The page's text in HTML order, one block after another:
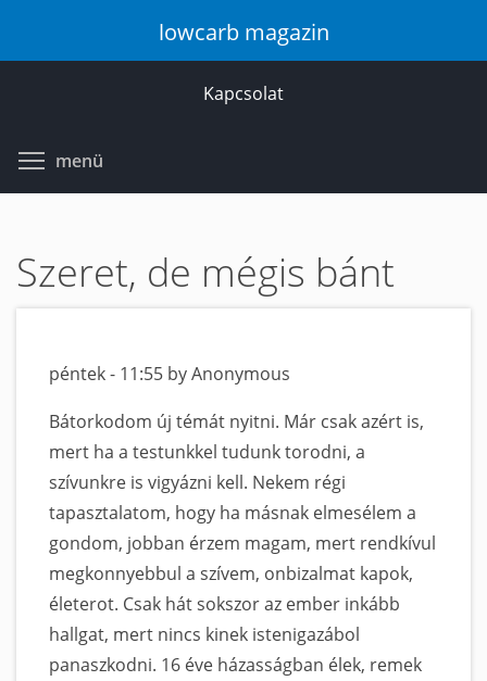
lowcarb magazin
Kapcsolat
menü
Szeret, de mégis bánt
péntek - 11:55 by Anonymous
Bátorkodom új témát nyitni. Már csak azért is,
mert ha a testunkkel tudunk torodni, a
szívunkre is vigyázni kell. Nekem régi
tapasztalatom, hogy ha másnak elmesélem a
gondom, jobban érzem magam, mert rendkívul
megkonnyebbul a szívem, onbizalmat kapok,
életerot. Csak hát sokszor az ember inkább
hallgat, mert nincs kinek istenigazábol
panaszkodni. 16 éve házasságban élek, remek